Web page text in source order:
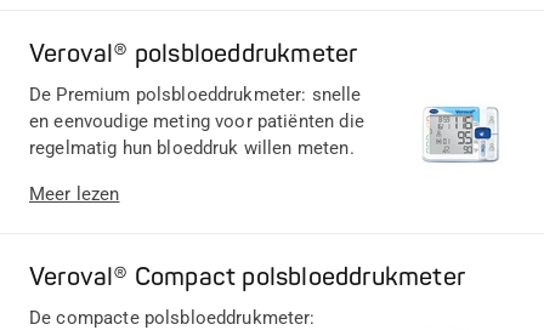
Veroval® polsbloeddrukmeter
De Premium polsbloeddrukmeter: snelle
en eenvoudige meting voor patiënten die
regelmatig hun bloeddruk willen meten.
Meer lezen
Veroval® Compact polsbloeddrukmeter
De compacte polsbloeddrukmeter: